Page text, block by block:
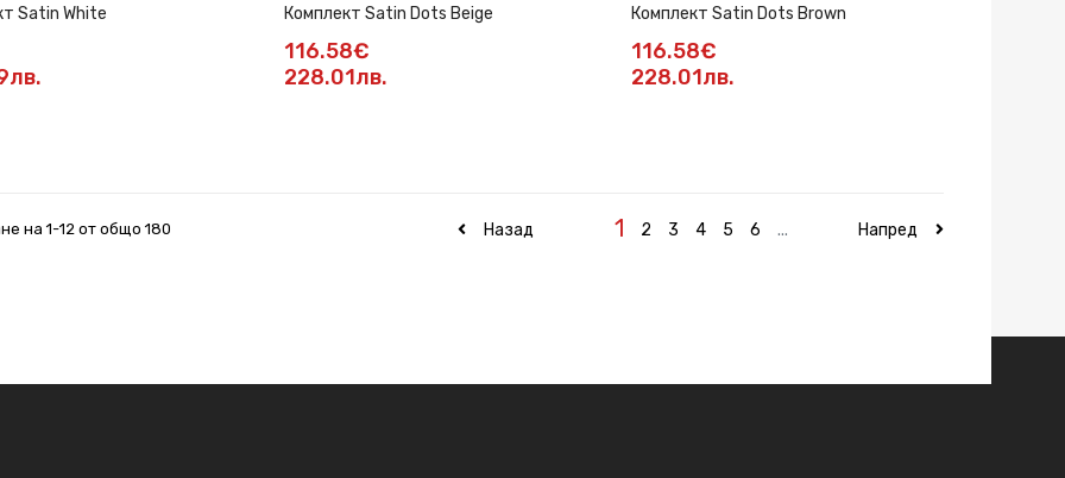
Satin White Комплект Satin Dots Beige
116.58€
228.01лв.
Комплект Satin Dots Brown
116.58€
228.01лв.
на 1-12 от общо 180 Назад 1 2 3 4 5 6 ... Напред